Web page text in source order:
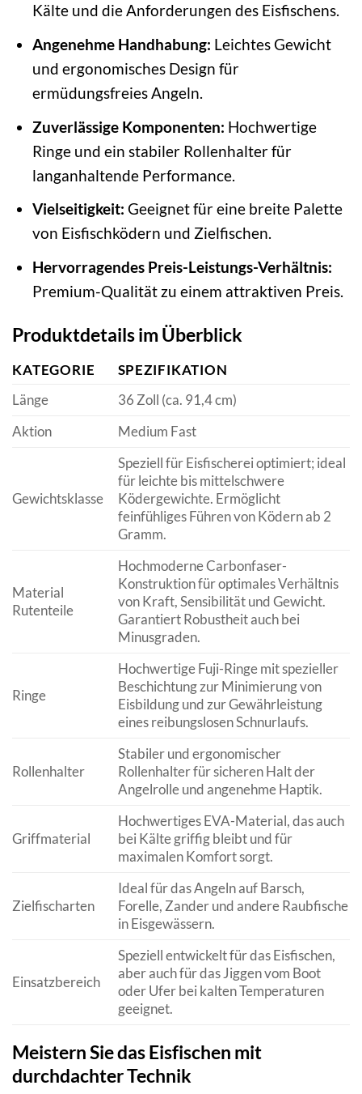
Kälte und die Anforderungen des Eisfischens.
Angenehme Handhabung: Leichtes Gewicht
und ergonomisches Design für
ermüdungsfreies Angeln.
Zuverlässige Komponenten: Hochwertige
Ringe und ein stabiler Rollenhalter für
langanhaltende Performance.
Vielseitigkeit: Geeignet für eine breite Palette
von Eisfischködern und Zielfischen.
Hervorragendes Preis-Leistungs-Verhältnis:
Premium-Qualität zu einem attraktiven Preis.
Produktdetails im Überblick
KATEGORIE
SPEZIFIKATION
Länge
36 Zoll (ca. 91,4 cm)
Aktion
Medium Fast
Gewichtsklasse
Speziell für Eisfischerei optimiert; ideal
für leichte bis mittelschwere
Ködergewichte. Ermöglicht
feinfühliges Führen von Ködern ab 2
Gramm.
Material
Rutenteile
Hochmoderne Carbonfaser-
Konstruktion für optimales Verhältnis
von Kraft, Sensibilität und Gewicht.
Garantiert Robustheit auch bei
Minusgraden.
Ringe
Hochwertige Fuji-Ringe mit spezieller
Beschichtung zur Minimierung von
Eisbildung und zur Gewährleistung
eines reibungslosen Schnurlaufs.
Rollenhalter
Stabiler und ergonomischer
Rollenhalter für sicheren Halt der
Angelrolle und angenehme Haptik.
Griffmaterial
Hochwertiges EVA-Material, das auch
bei Kälte griffig bleibt und für
maximalen Komfort sorgt.
Zielfischarten
Ideal für das Angeln auf Barsch,
Forelle, Zander und andere Raubfische
in Eisgewässern.
Einsatzbereich
Speziell entwickelt für das Eisfischen,
aber auch für das Jiggen vom Boot
oder Ufer bei kalten Temperaturen
geeignet.
Meistern Sie das Eisfischen mit
durchdachter Technik